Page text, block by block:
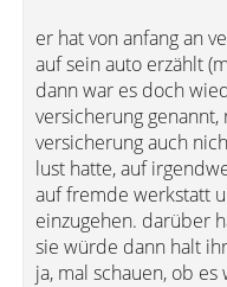
er hat von anfang an
auf sein auto erzählt
dann war es doch
versicherung
versicherung auch
lust hatte, auf
auf fremde werkstatt
einzugehen. darüber
sie würde dann halt
ja, mal schauen, ob